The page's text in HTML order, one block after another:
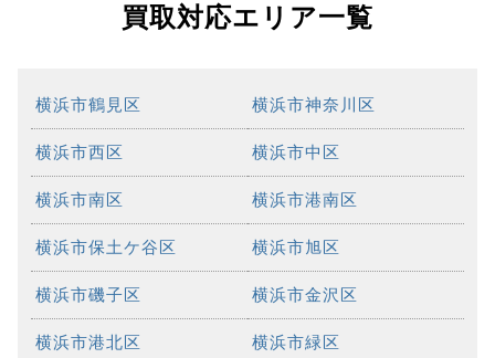
買取対応エリア一覧
横浜市鶴見区 横浜市神奈川区
横浜市西区 横浜市中区
横浜市南区 横浜市港南区
横浜市保土ケ谷区 横浜市旭区
横浜市磯子区 横浜市金沢区
横浜市港北区 横浜市緑区